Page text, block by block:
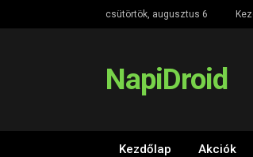
csütörtök, augusztus 6
NapiDroid
Kezdőlap Akciók